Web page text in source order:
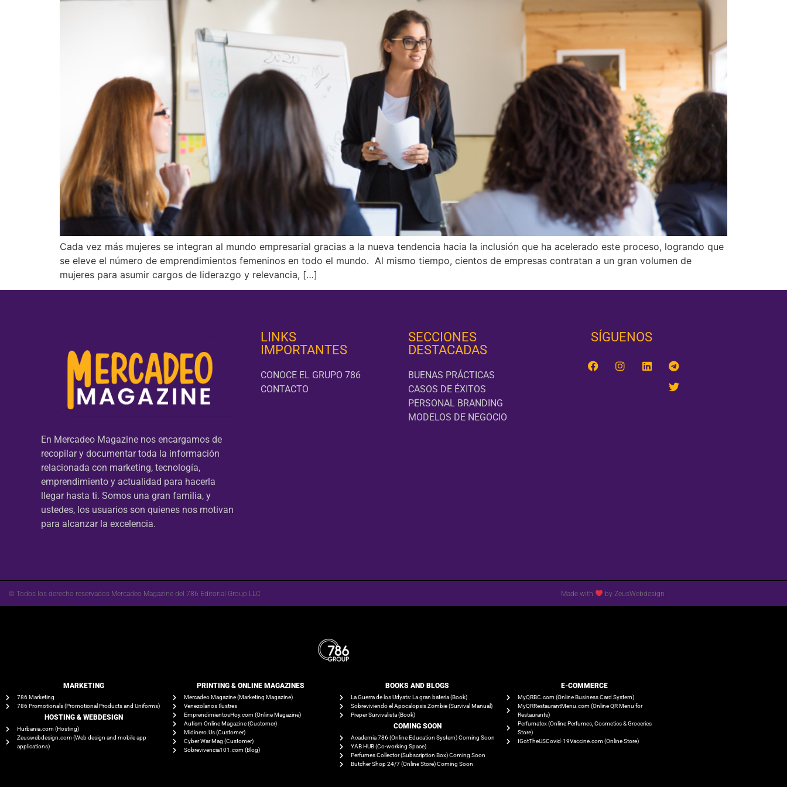
Cada vez más mujeres se integran al mundo empresarial gracias a la nueva tendencia hacia la inclusión que ha acelerado este proceso, logrando que
se eleve el número de emprendimientos femeninos en todo el mundo. Al mismo tiempo, cientos de empresas contratan a un gran volumen de
mujeres para asumir cargos de liderazgo y relevancia, […]
En Mercadeo Magazine nos encargamos de
recopilar y documentar toda la información
relacionada con marketing, tecnología,
emprendimiento y actualidad para hacerla
llegar hasta ti. Somos una gran familia, y
ustedes, los usuarios son quienes nos motivan
para alcanzar la excelencia.
LINKS
IMPORTANTES
CONOCE EL GRUPO 786
CONTACTO
SECCIONES
DESTACADAS
BUENAS PRÁCTICAS
CASOS DE ÉXITOS
PERSONAL BRANDING
MODELOS DE NEGOCIO
SÍGUENOS‎
© Todos los derecho reservados Mercadeo Magazine del 786 Editorial Group LLC Made with by ZeusWebdesign
MARKETING
786 Marketing
786 Promotionals (Promotional Products and Uniforms)
HOSTING & WEBDESIGN
Hurbania.com (Hosting)
Zeuswebdesign.com (Web design and mobile app
applications)
PRINTING & ONLINE MAGAZINES
Mercadeo Magazine (Marketing Magazine)
Venezolanos Ilustres
EmprendimientosHoy.com (Online Magazine)
Autism Online Magazine (Customer)
Midinero.Us (Customer)
Cyber War Mag (Customer)
Sobrevivencia101.com (Blog)
BOOKS AND BLOGS​
La Guerra de los Udyats: La gran bateria (Book)
Sobreviviendo el Apocalopsis Zombie (Survival Manual)
Preper Survivalista (Book)
COMING SOON
Academia 786 (Online Education System) Coming Soon
YAB HUB (Co-working Space)
Perfumes Collector (Subscription Box) Coming Soon
Butcher Shop 24/7 (Online Store) Coming Soon
E-COMMERCE
MyQRBC.com (Online Business Card System)
MyQRRestaurantMenu.com (Online QR Menu for
Restaurants)
Perfumatex (Online Perfumes, Cosmetics & Groceries
Store)
IGotTheUSCovid-19Vaccine.com (Online Store)